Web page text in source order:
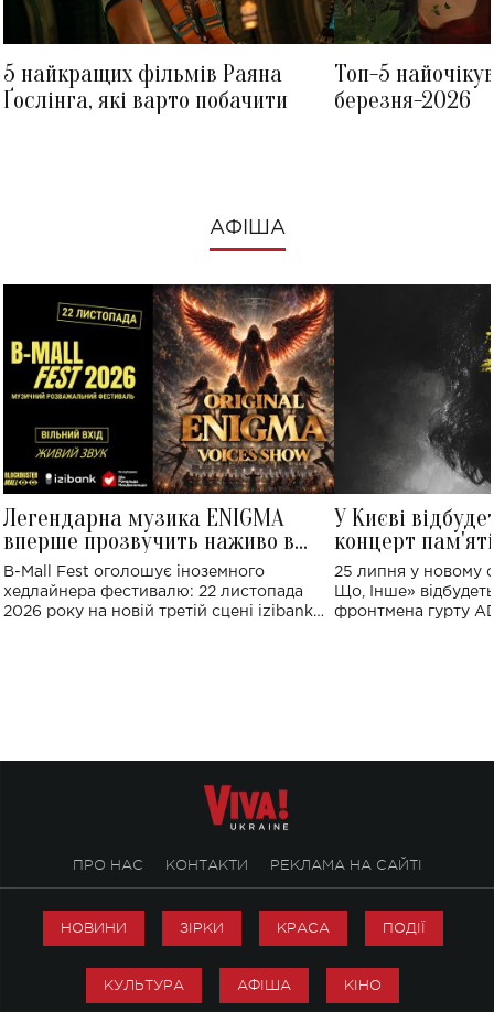
5 найкращих фільмів Раяна
Ґослінга, які варто побачити
Топ-5
березня-2026
АФІША
Легендарна музика ENIGMA
вперше прозвучить наживо в
Україні: де відбудеться концерт
B-Mall Fest оголошує іноземного
хедлайнера фестивалю: 22 листопада
2026 року на новій третій сцені izibank
У Києві
концерт
Клименка:
виконають
25 липня у новому
Що, Інше»
фронтмена гурту
ПРО НАС КОНТАКТИ РЕКЛАМА НА САЙТІ
НОВИНИ ЗІРКИ КРАСА ПОДІЇ
КУЛЬТУРА АФІША КІНО